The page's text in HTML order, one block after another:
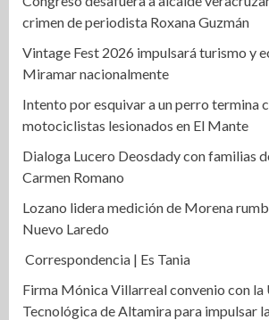
crimen de periodista Roxana Guzmán
Vintage Fest 2026 impulsará turismo y
Miramar nacionalmente
Intento por esquivar a un perro termina
motociclistas lesionados en El Mante
Dialoga Lucero Deosdady con familias
Carmen Romano
Lozano lidera medición de Morena
Nuevo Laredo
Correspondencia | Es Tania
Firma Mónica Villarreal convenio con la
Tecnológica de Altamira para impulsar